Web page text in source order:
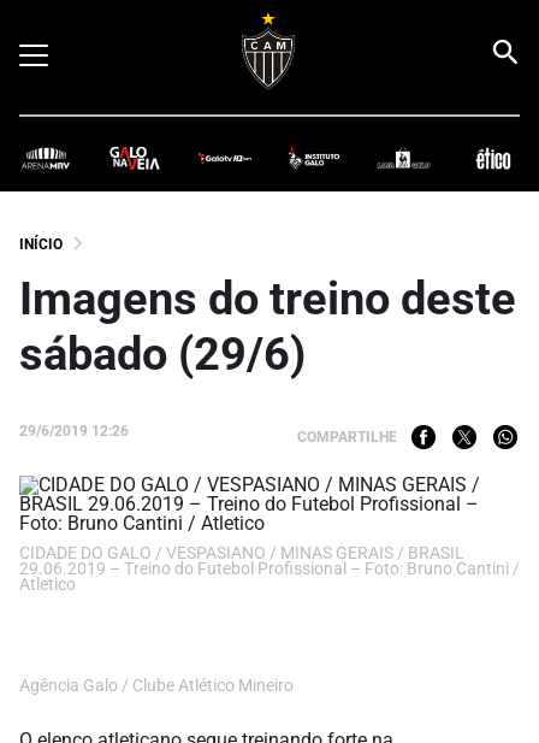
INÍCIO
Imagens do treino deste
sábado (29/6)
29/6/2019 12:26 COMPARTILHE
CIDADE DO GALO / VESPASIANO / MINAS GERAIS / BRASIL
29.06.2019 – Treino do Futebol Profissional – Foto: Bruno Cantini /
Atletico
Agência Galo / Clube Atlético Mineiro